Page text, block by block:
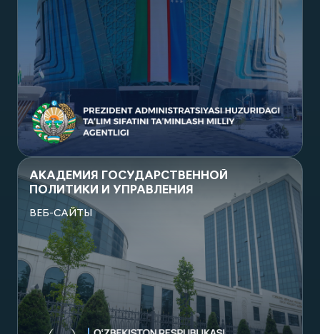
Посмотреть проект
АКАДЕМИЯ ГОСУДАРСТВЕННОЙ
ПОЛИТИКИ И УПРАВЛЕНИЯ
ВЕБ-САЙТЫ